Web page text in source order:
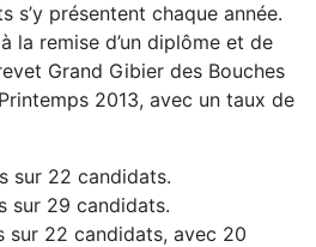
s’y présentent chaque année.
la remise d’un diplôme et de
Grand Gibier des Bouches
2013, avec un taux de
sur 22 candidats.
sur 29 candidats.
sur 22 candidats, avec 20